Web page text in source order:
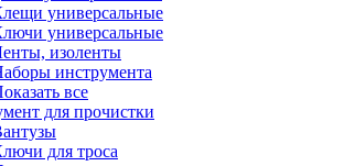
универсальные
универсальные
изоленты
инструмента
все
для прочистки
для троса